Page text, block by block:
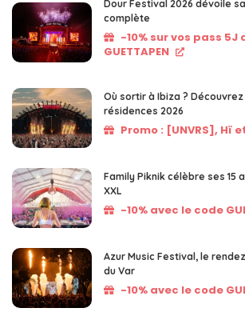
Dour Festival 2026 dévoile
complète
-10% sur vos pass 5J
GUETTAPEN
Où sortir à Ibiza ?
résidences 2026
Promo : [UNVRS], Hï
Family Piknik célèbre ses 15
XXL
-10% avec le code
Azur Music Festival, le
du Var
-10% avec le code